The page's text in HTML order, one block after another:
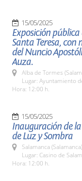
15/05/2025
Exposición pública
Santa Teresa, con
del Nuncio
Auza.
Alba de Tormes
Lugar: Ayuntamiento
Hora: 12:00 h.
15/05/2025
Inauguración de
de Luz y Sombra
Salamanca (Salamanca)
Lugar: Casino de
Hora: 12:00 h.